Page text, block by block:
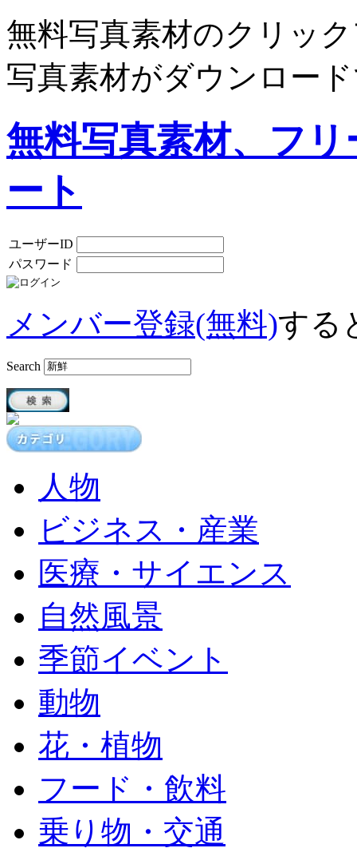
無料写真素材のクリッ
写真素材がダウンロー
無料写真素材、フ
ート
ユーザーID
パスワード
メンバー登録(無料)する
Search
人物
ビジネス・産業
医療・サイエンス
自然風景
季節イベント
動物
花・植物
フード・飲料
乗り物・交通